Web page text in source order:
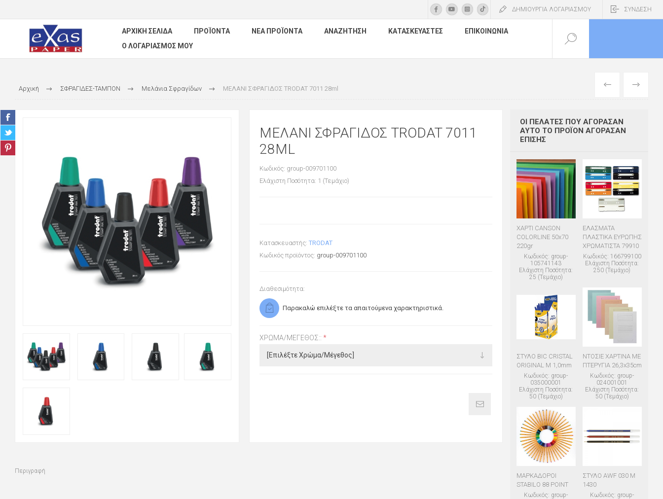
ΔΗΜΙΟΥΡΓΙΑ ΛΟΓΑΡΙΑΣΜΟΥ ΣΥΝΔΕΣΗ
ΑΡΧΙΚΉ ΣΕΛΊΔΑ ΠΡΟΪΌΝΤΑ ΝΈΑ ΠΡΟΪΌΝΤΑ ΑΝΑΖΉΤΗΣΗ ΚΑΤΑΣΚΕΥΑΣΤΈΣ
ΕΠΙΚΟΙΝΩΝΊΑ
Ο ΛΟΓΑΡΙΑΣΜΌΣ ΜΟΥ
Αρχική ΣΦΡΑΓΙΔΕΣ-ΤΑΜΠΟΝ Μελάνια Σφραγίδων ΜΕΛΑΝΙ ΣΦΡΑΓΙΔΟΣ TRODAT 7011 28ml ΕΠΌΜΕΝΟ
ΜΕΛΑΝΙ ΣΦΡΑΓΙΔΟΣ TRODAT 7011
28ML
Κωδικός: group-009701100
Ελάχιστη Ποσότητα: 1 (Τεμάχιο)
Κατασκευαστής: TRODAT
Κωδικός προϊόντος: group-009701100
Διαθεσιμότητα:
Παρακαλώ επιλέξτε τα απαιτούμενα χαρακτηριστικά.
ΧΡΏΜΑ/ΜΈΓΕΘΟΣ:: *
Περιγραφή
ΟΙ ΠΕΛΆΤΕΣ ΠΟΥ ΑΓΌΡΑΣΑΝ
ΑΥΤΌ ΤΟ ΠΡΟΪΌΝ ΑΓΌΡΑΣΑΝ
ΕΠΊΣΗΣ
ΧΑΡΤΙ CANSON
COLORLINE 50x70
220gr
Κωδικός: group-
105741143
Ελάχιστη Ποσότητα:
25 (Τεμάχιο)
ΕΛΑΣΜΑΤΑ
ΠΛΑΣΤΙΚΑ ΕΥΡΩΠΗΣ
ΧΡΩΜΑΤΙΣΤΑ 79910
Κωδικός: 166799100
Ελάχιστη Ποσότητα:
250 (Τεμάχιο)
ΣΤΥΛΟ BIC CRISTAL
ORIGINAL M 1,0mm
Κωδικός: group-
035000001
Ελάχιστη Ποσότητα:
50 (Τεμάχιο)
ΝΤΟΣΙΕ ΧΑΡΤΙΝΑ ΜΕ
ΠΤΕΡΥΓΙΑ 26,3x35cm
Κωδικός: group-
024001001
Ελάχιστη Ποσότητα:
50 (Τεμάχιο)
ΜΑΡΚΑΔΟΡΟΙ
STABILO 88 POINT
Κωδικός: group-
ΣΤΥΛΟ AWF 030 M
1430
Κωδικός: group-